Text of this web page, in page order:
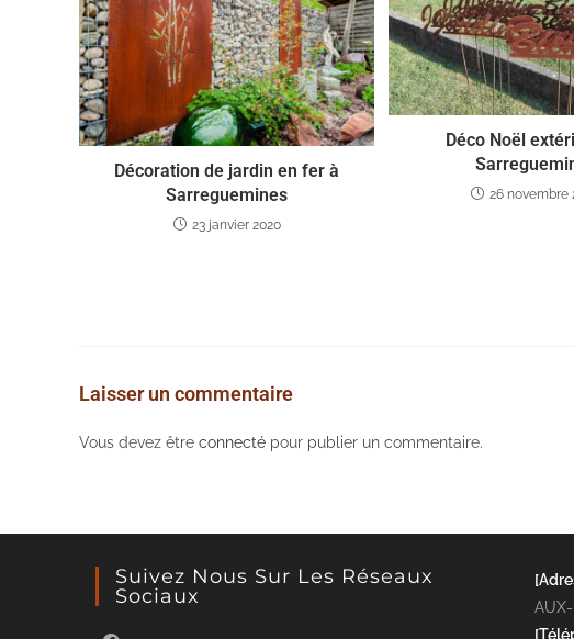
Décoration de jardin en fer à
Sarreguemines
23 janvier 2020
Déco Noël
26 novembre
Laisser un commentaire
Vous devez être connecté pour publier un commentaire.
Suivez Nous Sur Les Réseaux
Sociaux